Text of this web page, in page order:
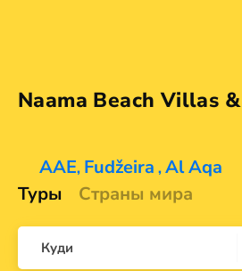
Naama Beach Villas &
AAE, Fudžeira , Al Aqa
Туры
Страны мира
Куди